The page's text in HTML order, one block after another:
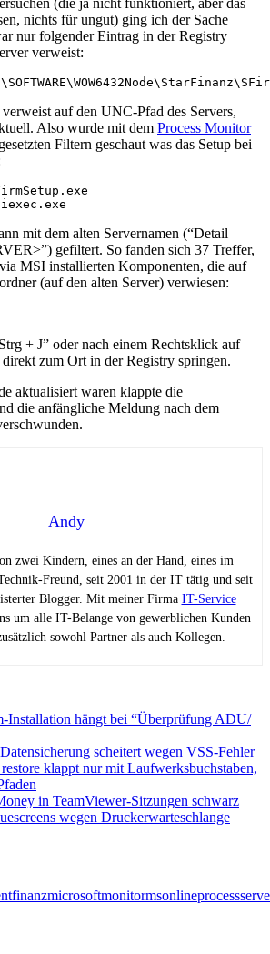
nichts für ungut) ging ich der Sache
nur folgender Eintrag in der Registry
verweist:
auf den UNC-Pfad des Servers,
Also wurde mit dem Process Monitor
Filtern geschaut was das Setup bei
mit dem alten Servernamen (“Detail
gefiltert. So fanden sich 37 Treffer,
MSI installierten Komponenten, die auf
(auf den alten Server) verwiesen:
+ J” oder nach einem Rechtsklick auf
zum Ort in der Registry springen.
aktualisiert waren klappte die
die anfängliche Meldung nach dem
Andy
zwei Kindern, eines an der Hand, eines im
Freund, seit 2001 in der IT tätig und seit
Blogger. Mit meiner Firma IT-Service
um alle IT-Belange von gewerblichen Kunden
sowohl Partner als auch Kollegen.
Installation hängt bei “Überprüfung ADU/
scheitert wegen VSS-Fehler
klappt nur mit Laufwerksbuchstaben,
in TeamViewer-Sitzungen schwarz
wegen Druckerwarteschlange
finanzmicrosoftmonitormsonlineprocess